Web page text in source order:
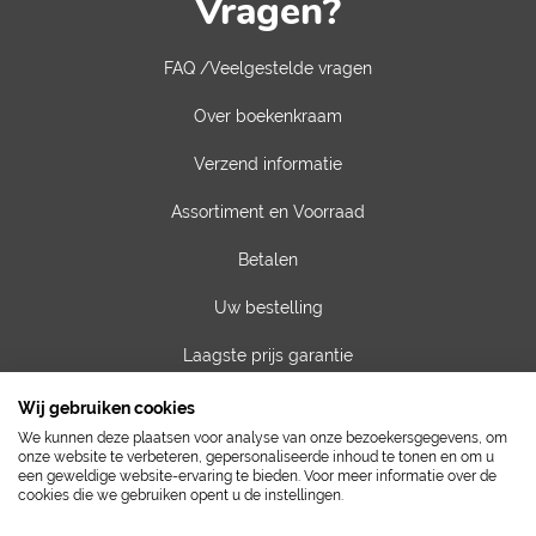
Vragen?
FAQ /Veelgestelde vragen
Over boekenkraam
Verzend informatie
Assortiment en Voorraad
Betalen
Uw bestelling
Laagste prijs garantie
Privacy van gegevens
Algemene voorwaarden
Contact
Wij gebruiken cookies
We kunnen deze plaatsen voor analyse van onze bezoekersgegevens, om
onze website te verbeteren, gepersonaliseerde inhoud te tonen en om u
een geweldige website-ervaring te bieden. Voor meer informatie over de
cookies die we gebruiken opent u de instellingen.